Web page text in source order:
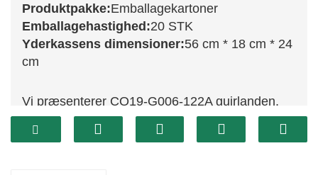
Produktpakke:Emballagekartoner
Emballagehastighed:20 STK
Yderkassens dimensioner:56 cm * 18 cm * 24
cm
Vi præsenterer CQ19-G006-122A guirlanden,
en smuk tilføjelse til din juledekoration.
Denne udsøgte guirlande måler 122 cm i